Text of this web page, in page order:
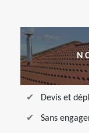
Devis et
Sans